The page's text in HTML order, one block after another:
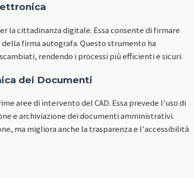
la cittadinanza digitale. Essa consente di firmare
firma autografa. Questo strumento ha
rendendo i processi più efficienti e sicuri.
dei Documenti
aree di intervento del CAD. Essa prevede l'uso di
e archiviazione dei documenti amministrativi.
ma migliora anche la trasparenza e l'accessibilità